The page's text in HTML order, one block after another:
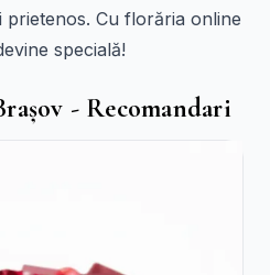
prietenos. Cu florăria online
specială!
- Recomandari